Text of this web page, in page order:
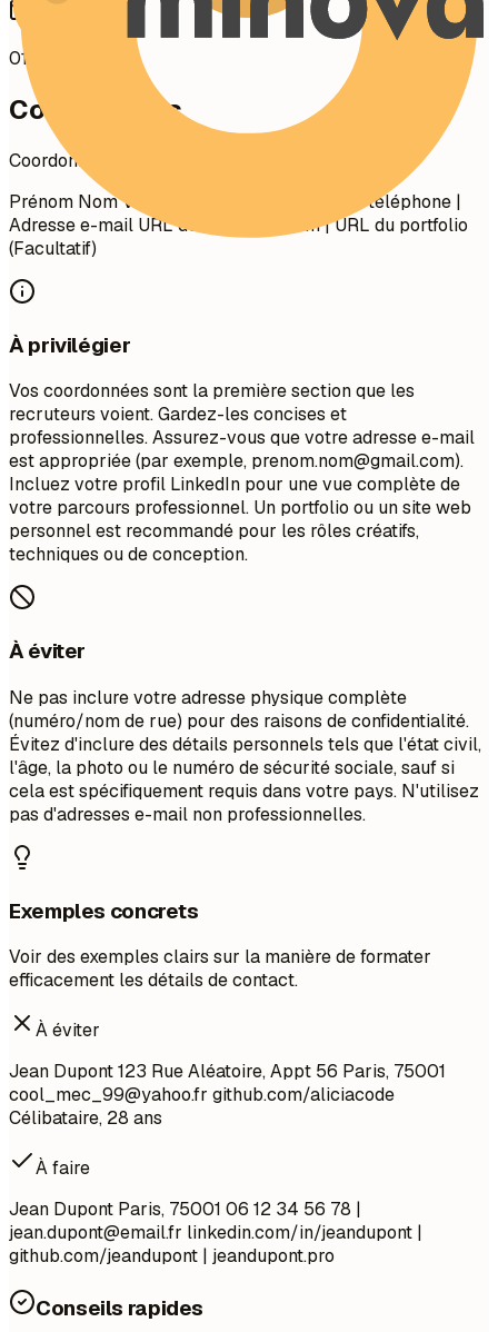
01
Coordonnées
Coordonnées
Prénom Nom Ville, Code Postal Numéro de téléphone |
Adresse e-mail URL du profil LinkedIn | URL du portfolio
(Facultatif)
À privilégier
Vos coordonnées sont la première section que les
recruteurs voient. Gardez-les concises et
professionnelles. Assurez-vous que votre adresse e-mail
est appropriée (par exemple, prenom.nom@gmail.com).
Incluez votre profil LinkedIn pour une vue complète de
votre parcours professionnel. Un portfolio ou un site web
personnel est recommandé pour les rôles créatifs,
techniques ou de conception.
À éviter
Ne pas inclure votre adresse physique complète
(numéro/nom de rue) pour des raisons de confidentialité.
Évitez d'inclure des détails personnels tels que l'état civil,
l'âge, la photo ou le numéro de sécurité sociale, sauf si
cela est spécifiquement requis dans votre pays. N'utilisez
pas d'adresses e-mail non professionnelles.
Exemples concrets
Voir des exemples clairs sur la manière de formater
efficacement les détails de contact.
À éviter
Jean Dupont 123 Rue Aléatoire, Appt 56 Paris, 75001
cool_mec_99@yahoo.fr github.com/aliciacode
Célibataire, 28 ans
À faire
Jean Dupont Paris, 75001 06 12 34 56 78 |
jean.dupont@email.fr linkedin.com/in/jeandupont |
github.com/jeandupont | jeandupont.pro
Conseils rapides